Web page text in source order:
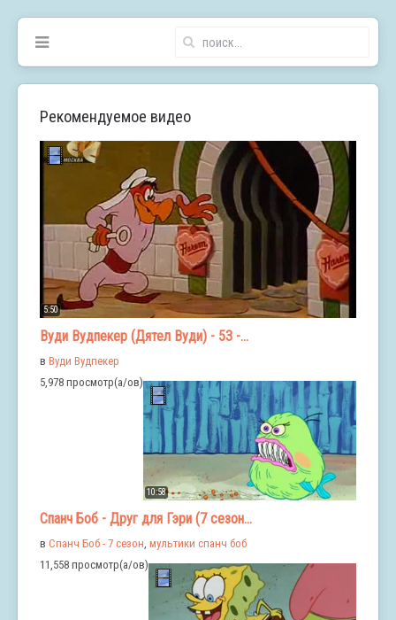
Рекомендуемое видео
5:50
Вуди Вудпекер (Дятел Вуди) - 53 -...
в Вуди Вудпекер
5,978 просмотр(а/ов)
10:58
Спанч Боб - Друг для Гэри (7 сезон...
в Спанч Боб - 7 сезон, мультики спанч боб
11,558 просмотр(а/ов)